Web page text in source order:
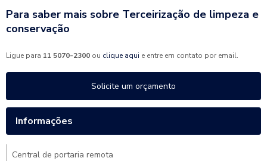
Para saber mais sobre Terceirização de limpeza e
conservação
Ligue para 11 5070-2300 ou clique aqui e entre em contato por email.
Solicite um orçamento
Informações
Central de portaria remota